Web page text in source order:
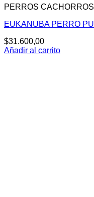
PERROS CACHORROS
EUKANUBA PERRO
$31.600,00
Añadir al carrito